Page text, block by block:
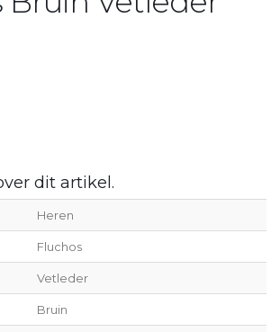
dit artikel.
Heren
Fluchos
Vetleder
Bruin